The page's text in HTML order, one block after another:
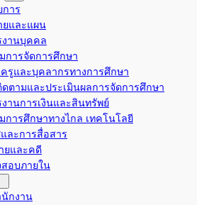
าร
ยและแผน
งานบุคคล
การจัดการศึกษา
รูและบุคลากรทางการศึกษา
ตามและประเมินผลการจัดการศึกษา
านการเงินและสินทรัพย์
การศึกษาทางไกล เทคโนโลยี
ละการสื่อสาร
ยและคดี
อบภายใน
นักงาน